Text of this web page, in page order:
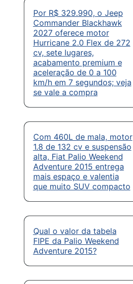
Por R$ 329.990, o Jeep
Commander Blackhawk
2027 oferece motor
Hurricane 2.0 Flex de 272
cv, sete lugares,
acabamento premium e
aceleração de 0 a 100
km/h em 7 segundos; veja
se vale a compra
Com 460L de mala, motor
1.8 de 132 cv e suspensão
alta, Fiat Palio Weekend
Adventure 2015 entrega
mais espaço e valentia
que muito SUV compacto
Qual o valor da tabela
FIPE da Palio Weekend
Adventure 2015?